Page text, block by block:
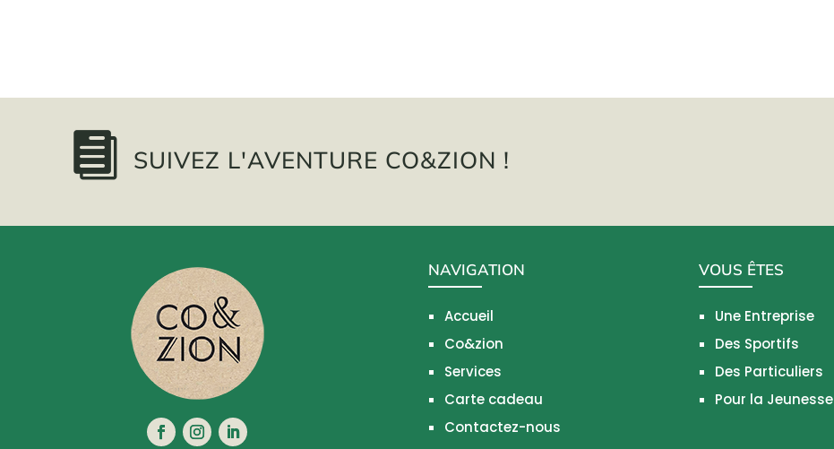
 SUIVEZ L'AVENTURE CO&ZION !
NAVIGATION
Accueil
Co&zion
Services
Carte cadeau
Contactez-nous
VOUS ÊTES
Une Entreprise
Des Sportifs
Des Particuliers
Pour la Jeunesse